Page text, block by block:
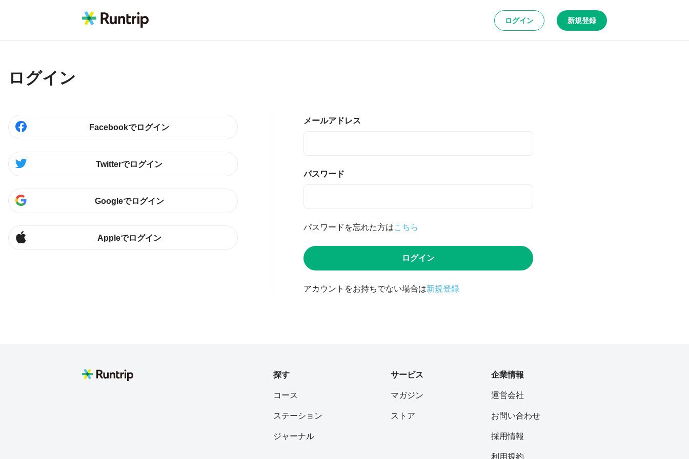
ログイン 新規登録
ログイン
Facebookでログイン
Twitterでログイン
Googleでログイン
Appleでログイン
メールアドレス
パスワード
パスワードを忘れた方はこちら
ログイン
アカウントをお持ちでない場合は新規登録
探す
コース
ステーション
ジャーナル
サービス
マガジン
ストア
企業情報
運営会社
お問い合わせ
採用情報
利用規約